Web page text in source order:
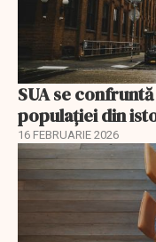
SUA se
populației din
16 FEBRUARIE 2026